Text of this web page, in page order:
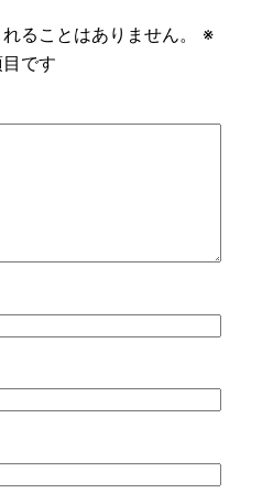
ることはありません。
※
です